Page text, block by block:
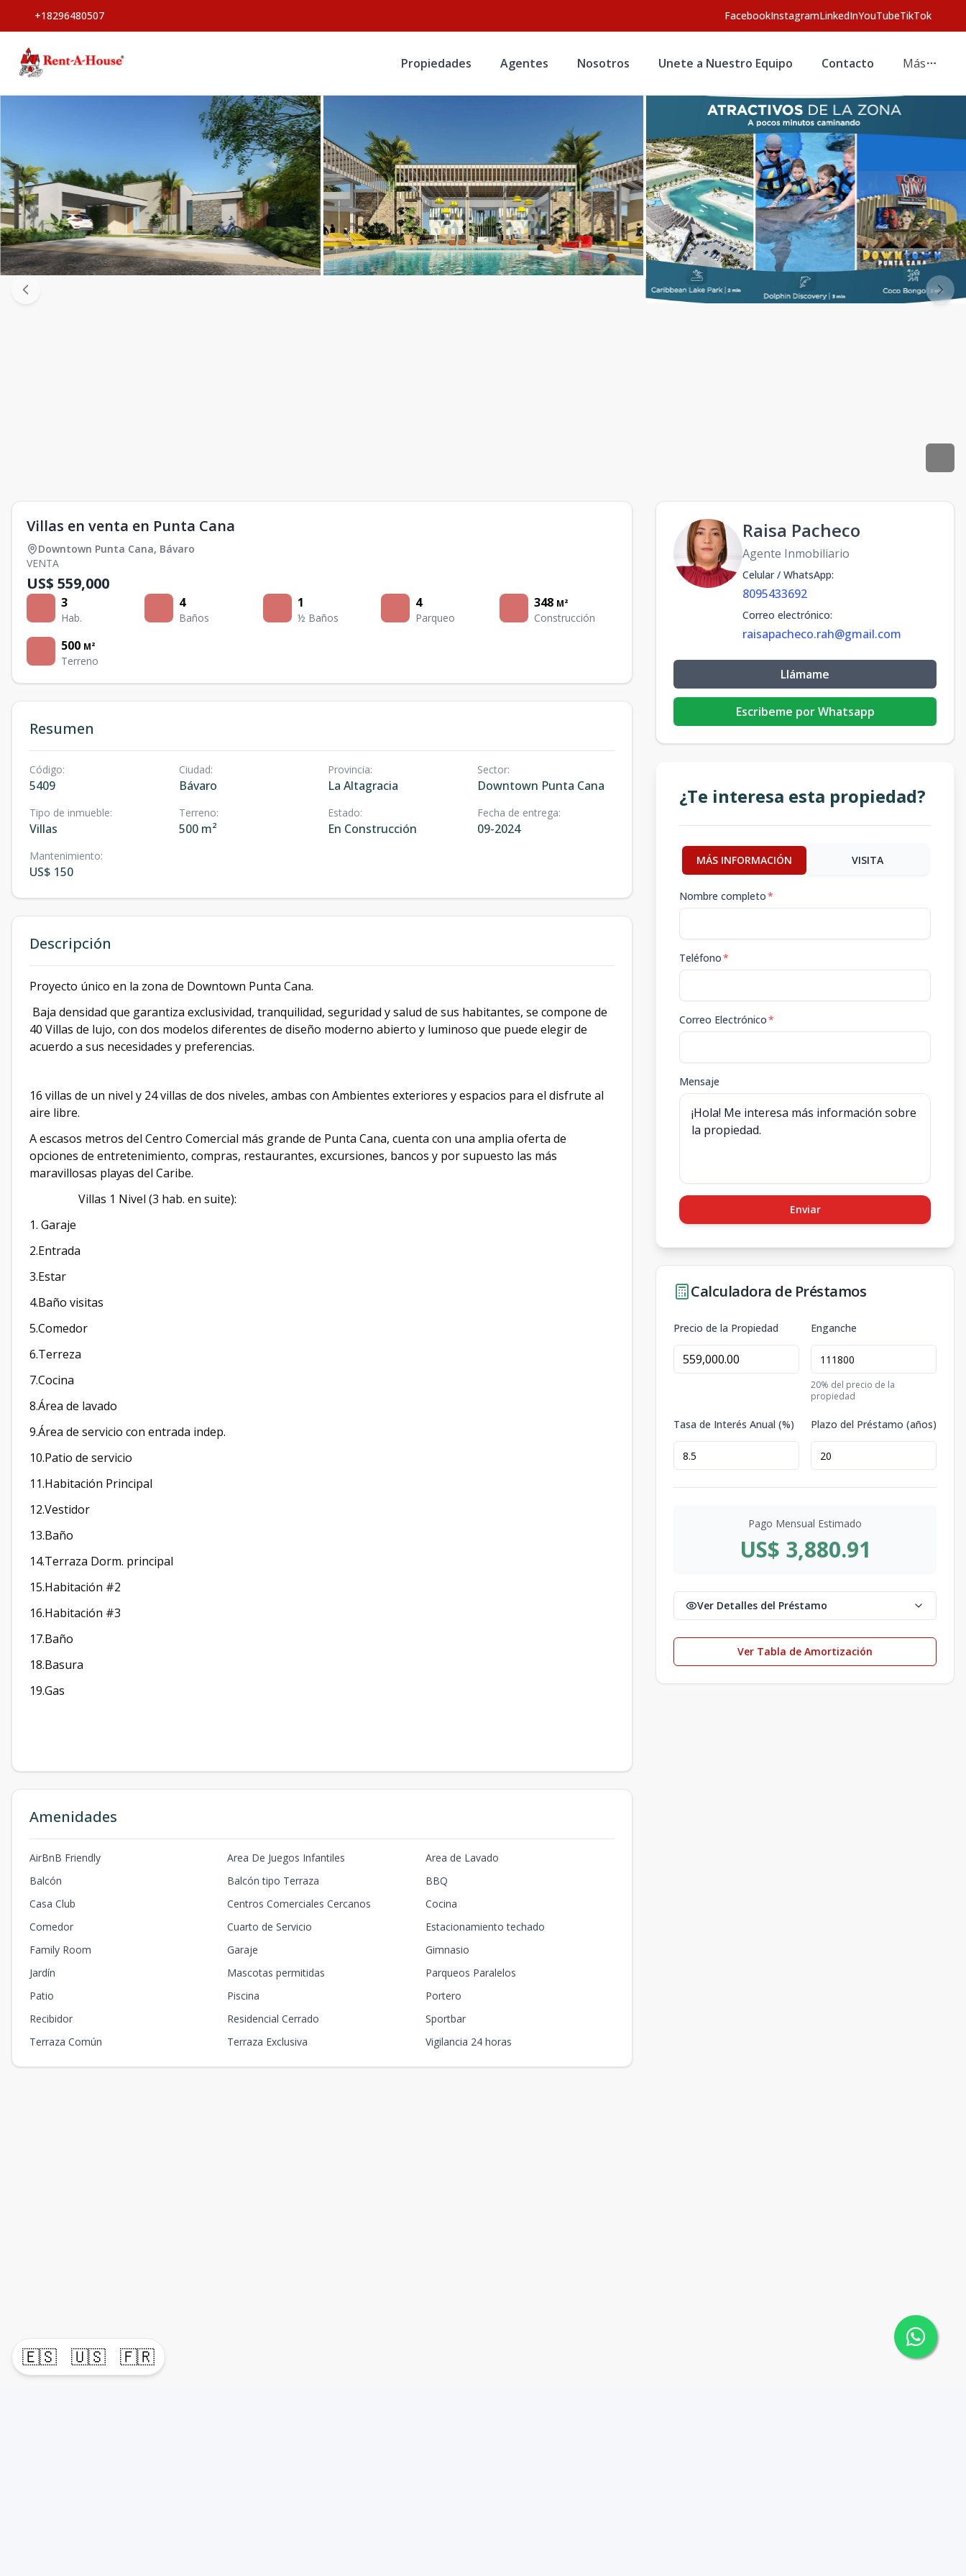
🇪🇸 🇺🇸 🇫🇷
+18296480507 FacebookInstagramLinkedInYouTubeTikTok
Propiedades Agentes Nosotros Unete a Nuestro Equipo Contacto Más
Villas en venta en Punta Cana
Downtown Punta Cana, Bávaro
VENTA
US$ 559,000
3
Hab.
4
Baños
1
½ Baños
4
Parqueo
348 M²
Construcción
500 M²
Terreno
Resumen
Código:
5409
Ciudad:
Bávaro
Provincia:
La Altagracia
Sector:
Downtown Punta Cana
Tipo de inmueble:
Villas
Terreno:
500 m²
Estado:
En Construcción
Fecha de entrega:
09-2024
Mantenimiento:
US$ 150
Descripción
Proyecto único en la zona de Downtown Punta Cana.
Baja densidad que garantiza exclusividad, tranquilidad, seguridad y salud de sus habitantes, se compone de
40 Villas de lujo, con dos modelos diferentes de diseño moderno abierto y luminoso que puede elegir de
acuerdo a sus necesidades y preferencias.
16 villas de un nivel y 24 villas de dos niveles, ambas con Ambientes exteriores y espacios para el disfrute al
aire libre.
A escasos metros del Centro Comercial más grande de Punta Cana, cuenta con una amplia oferta de
opciones de entretenimiento, compras, restaurantes, excursiones, bancos y por supuesto las más
maravillosas playas del Caribe.
Villas 1 Nivel (3 hab. en suite):
1. Garaje
2.Entrada
3.Estar
4.Baño visitas
5.Comedor
6.Terreza
7.Cocina
8.Área de lavado
9.Área de servicio con entrada indep.
10.Patio de servicio
11.Habitación Principal
12.Vestidor
13.Baño
14.Terraza Dorm. principal
15.Habitación #2
16.Habitación #3
17.Baño
18.Basura
19.Gas
Amenidades
AirBnB Friendly Area De Juegos Infantiles
Area de Lavado
Balcón
Balcón tipo Terraza
BBQ
Casa Club
Centros Comerciales Cercanos
Cocina
Comedor
Cuarto de Servicio
Estacionamiento techado
Family Room
Garaje
Gimnasio
Jardín
Mascotas permitidas
Parqueos Paralelos
Patio
Piscina
Portero
Recibidor
Residencial Cerrado
Sportbar
Terraza Común
Terraza Exclusiva Vigilancia 24 horas
Raisa Pacheco
Agente Inmobiliario
Celular / WhatsApp:
8095433692
Correo electrónico:
raisapacheco.rah@gmail.com
Llámame
Escribeme por Whatsapp
¿Te interesa esta propiedad?
MÁS INFORMACIÓN VISITA
Nombre completo*
Teléfono*
Correo Electrónico*
Mensaje
Enviar
Calculadora de Préstamos
Precio de la Propiedad Enganche
20% del precio de la
propiedad
Tasa de Interés Anual (%) Plazo del Préstamo (años)
Pago Mensual Estimado
US$ 3,880.91
Ver Detalles del Préstamo
Ver Tabla de Amortización